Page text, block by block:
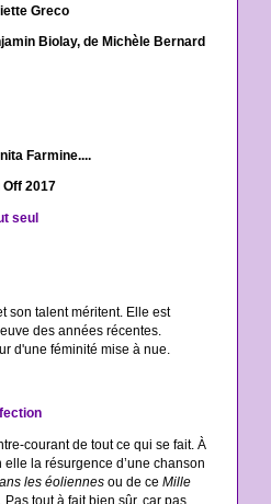
Greco
Biolay, de Michèle Bernard
Farmine....
2017
seul
son talent méritent. Elle est
des années récentes.
d'une féminité mise à nue.
courant de tout ce qui se fait. À
la résurgence d’une chanson
les éoliennesou de ce Mille
tout à fait bien sûr, car pas